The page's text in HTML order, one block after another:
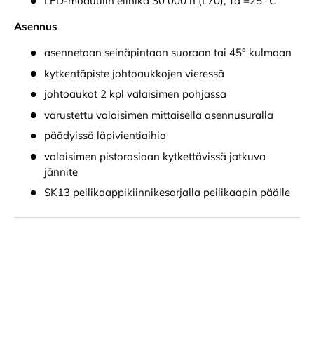
Asennus
asennetaan seinäpintaan suoraan tai 45° kulmaan
kytkentäpiste johtoaukkojen vieressä
johtoaukot 2 kpl valaisimen pohjassa
varustettu valaisimen mittaisella asennusuralla
päädyissä läpivientiaihio
valaisimen pistorasiaan kytkettävissä jatkuva
jännite
SK13 peilikaappikiinnikesarjalla peilikaapin päälle